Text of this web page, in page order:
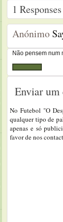
1
Anónimo
Não pensem num
Enviar um
No Futebol "O
qualquer tipo de
apenas e só
favor de nos